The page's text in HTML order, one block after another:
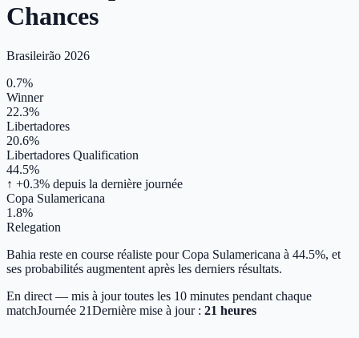
Chances
Brasileirão 2026
0.7%
Winner
22.3%
Libertadores
20.6%
Libertadores Qualification
44.5%
↑ +0.3% depuis la dernière journée
Copa Sulamericana
1.8%
Relegation
Bahia reste en course réaliste pour Copa Sulamericana à 44.5%, et
ses probabilités augmentent après les derniers résultats.
En direct — mis à jour toutes les 10 minutes pendant chaque
matchJournée 21Dernière mise à jour : 21 heures